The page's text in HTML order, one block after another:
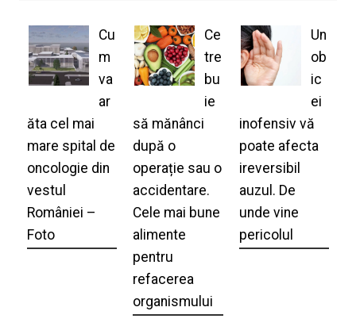
Cu
m
va
ar
ăta cel mai
mare spital de
oncologie din
vestul
României –
Foto
Ce
tre
bu
ie
să mănânci
după o
operație sau o
accidentare.
Cele mai bune
alimente
pentru
refacerea
organismului
Un
ob
ic
ei
inofensiv vă
poate afecta
ireversibil
auzul. De
unde vine
pericolul